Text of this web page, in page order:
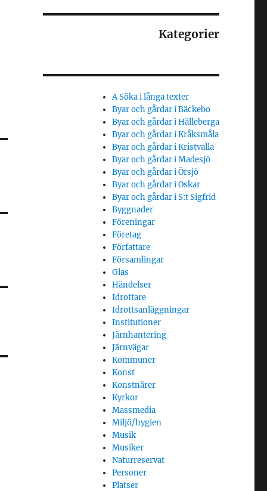
Kategorier
A Söka i långa texter
Byar och gårdar i Bäckebo
Byar och gårdar i Hälleberga
Byar och gårdar i Kråksmåla
Byar och gårdar i Kristvalla
Byar och gårdar i Madesjö
Byar och gårdar i Örsjö
Byar och gårdar i Oskar
Byar och gårdar i S:t Sigfrid
Byggnader
Föreningar
Företag
Författare
Församlingar
Glas
Händelser
Idrottare
Idrottsanläggningar
Institutioner
Järnhantering
Järnvägar
Kommuner
Konst
Konstnärer
Kyrkor
Massmedia
Miljö/hygien
Musik
Musiker
Naturreservat
Personer
Platser